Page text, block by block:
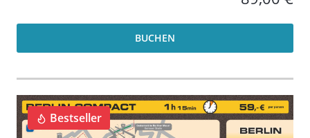
BUCHEN
Bestseller